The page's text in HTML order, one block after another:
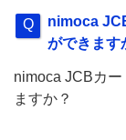
nimoca
ができます
nimoca JCBカ
ますか？